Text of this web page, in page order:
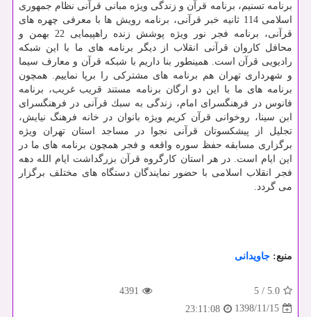
برنامه تسنیم، برنامه قرآن و زندگی ویژه مبانی قرآنی نظام جمهوری
اسلامی 114 ثانیه خبر قرآنی، برنامه رویش ها با معرفی چهره های
قرآنی، برنامه فجر نور ویژه پوشش زنده راهپیمایی 22 بهمن و
محافل كاروان قرآنی انقلاب از دیگر برنامه های ما با این شبكه
رادیویی قرآن است. همینطور بنا داریم با شبكه قرآن و معارف سیما
و شهرداری تهران هم برنامه های مشتركی را برپا نماییم. همچون
برنامه های ما با این دو ارگان برنامه مستند قریب غریب، برنامه
فانوس در فرهنگسرای امام، زندگی به سبك قرآنی در فرهنگسرای
ابن سینا، روخوانی قرآن كریم ویژه بانوان در خانه فرهنگ نیایش،
تجلیل از پیشكسوتان قرآنی نجوا در مساجد استان تهران ویژه
برگزاری مسابقه حفظ سوره واقعه و فجر همچون برنامه های ما در
این ایام است. در هر استان كارگروه قرآن بزرگداشت ایام الله دهه
فجر انقلاب اسلامی با حضور نمایندگان دستگاه های مختلف برگزار
می گردد.
منبع: جاویدانی
5.0
/
5
4391
1398/11/15
23:11:08